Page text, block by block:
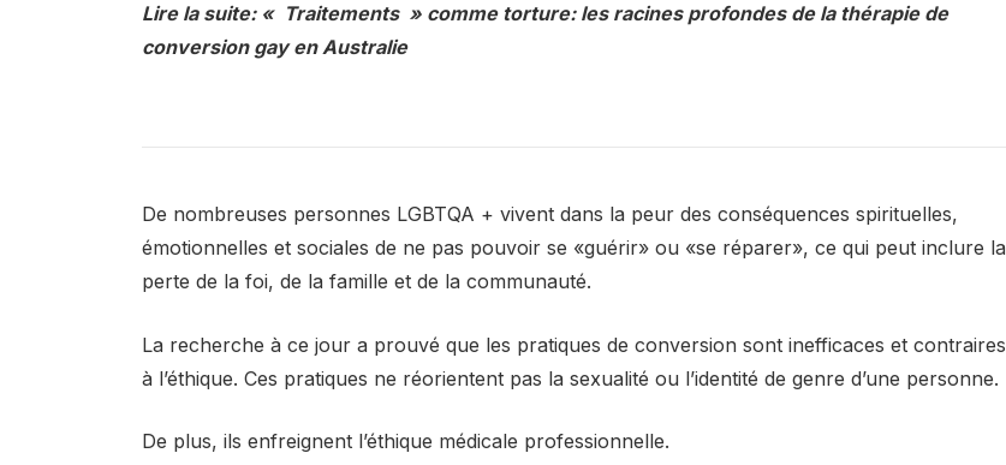
Lire la suite: « Traitements » comme torture: les racines profondes de la thérapie de
conversion gay en Australie
De nombreuses personnes LGBTQA + vivent dans la peur des conséquences spirituelles,
émotionnelles et sociales de ne pas pouvoir se «guérir» ou «se réparer», ce qui peut inclure la
perte de la foi, de la famille et de la communauté.
La recherche à ce jour a prouvé que les pratiques de conversion sont inefficaces et contraires
à l’éthique. Ces pratiques ne réorientent pas la sexualité ou l’identité de genre d’une personne.
De plus, ils enfreignent l’éthique médicale professionnelle.